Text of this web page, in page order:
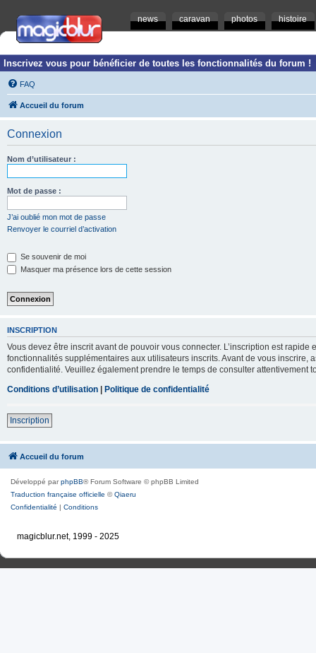
news caravan photos histoire
Inscrivez vous pour bénéficier de toutes les fonctionnalités du forum !
FAQ
Accueil du forum
Connexion
Nom d’utilisateur :
Mot de passe :
J’ai oublié mon mot de passe
Renvoyer le courriel d’activation
Se souvenir de moi
Masquer ma présence lors de cette session
INSCRIPTION
Vous devez être inscrit avant de pouvoir vous connecter. L’inscription est
fonctionnalités supplémentaires aux utilisateurs inscrits. Avant de vous inscrire,
confidentialité. Veuillez également prendre le temps de consulter attentivement
Conditions d’utilisation | Politique de confidentialité
Inscription
Accueil du forum
Développé parphpBB® Forum Software © phpBB Limited
Traduction française officielle ©Qiaeru
Confidentialité | Conditions
magicblur.net, 1999 - 2025